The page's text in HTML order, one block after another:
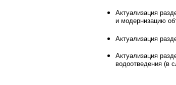
Актуализация
и модернизацию
Актуализация
Актуализация
водоотведения (в